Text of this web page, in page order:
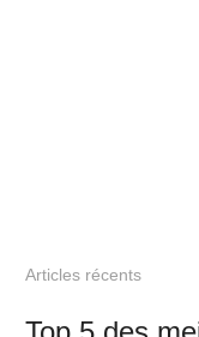
Articles récents